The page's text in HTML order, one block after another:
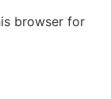
browser for